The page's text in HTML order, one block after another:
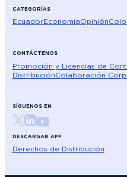
CATEGORÍAS
EcuadorEconomíaOpinión
CONTÁCTENOS
Promoción y Licencias de
DistribuciónColaboración
SÍGUENOS EN
DESCARGAR APP
Derechos de Distribución